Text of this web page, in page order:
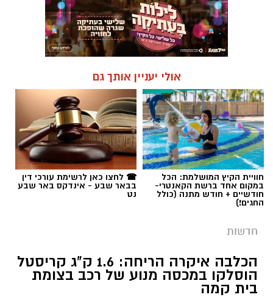
אולי יעניין אותך גם
חוויית הקיץ המושלמת: הכל
במקום אחד ברשת הקאנטרי-
חודשיים + חודש מתנה (כולל
החגים!)
☎ לחצו כאן לרשימת עורכי דין
בבאר שבע - אינדקס באר שבע
נט
חדשות
הכלבה איקרה הריחה: 1.6 ק"ג קריסטל
הוסלקו במכסה מנוע של רכב בצומת
בית קמה